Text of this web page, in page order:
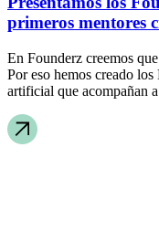
primeros mentores
En Founderz creemos
Por eso hemos creado
artificial que acompañan